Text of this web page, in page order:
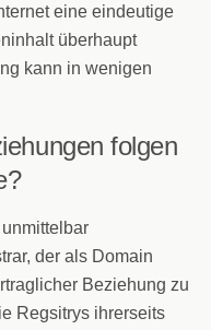
eine eindeutige
überhaupt
kann in wenigen
folgen
der als Domain
Beziehung zu
Regsitrys ihrerseits